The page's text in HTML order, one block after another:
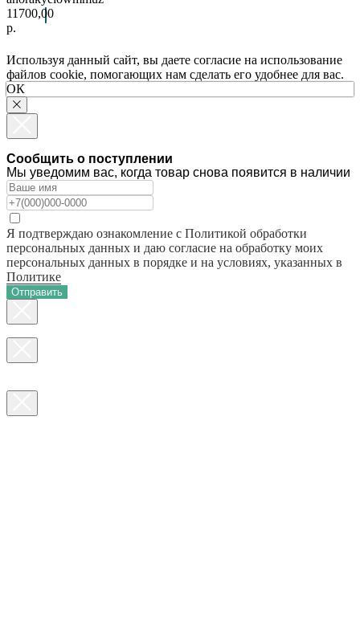
11700,00
р.
Используя данный сайт, вы даете согласие на использование
файлов cookie, помогающих нам сделать его удобнее для вас.
ОК
Сообщить о поступлении
Мы уведомим вас, когда товар снова появится в наличии
Я подтверждаю ознакомление с Политикой обработки
персональных данных и даю согласие на обработку моих
персональных данных в порядке и на условиях, указанных в
Политике
Отправить